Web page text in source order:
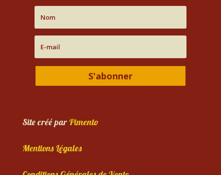
S'abonner
Site créé parPimento
Mentions Légales